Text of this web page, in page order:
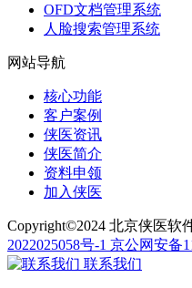
OFD文档管理系统
人脸搜索管理系统
网站导航
核心功能
客户案例
侠医资讯
侠医简介
资料申领
加入侠医
Copyright©2024 北京侠医软
2022025058号-1 京公网安备
联系我们